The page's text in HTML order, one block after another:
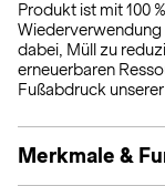
Produkt ist mit 100
Wiederverwendung
dabei, Müll zu
erneuerbaren
Fußabdruck
Merkmale &